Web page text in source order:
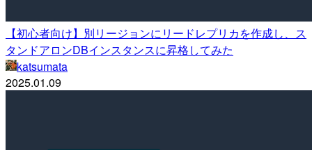
【初心者向け】別リージョンにリードレプリカを作成し、ス
タンドアロンDBインスタンスに昇格してみた
katsumata
2025.01.09